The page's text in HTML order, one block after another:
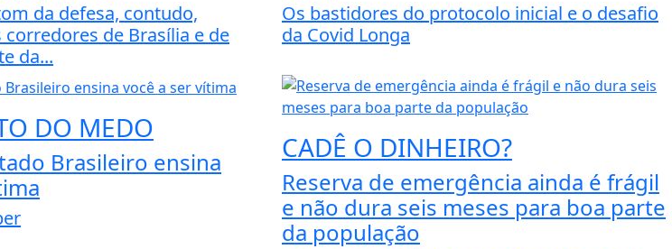
da defesa, contudo,
de Brasília e de
da...
Os bastidores do protocolo inicial e o desafio
da Covid Longa
DO MEDO
Brasileiro ensina
CADÊ O DINHEIRO?
Reserva de emergência ainda é frágil
e não dura seis meses para boa parte
da população